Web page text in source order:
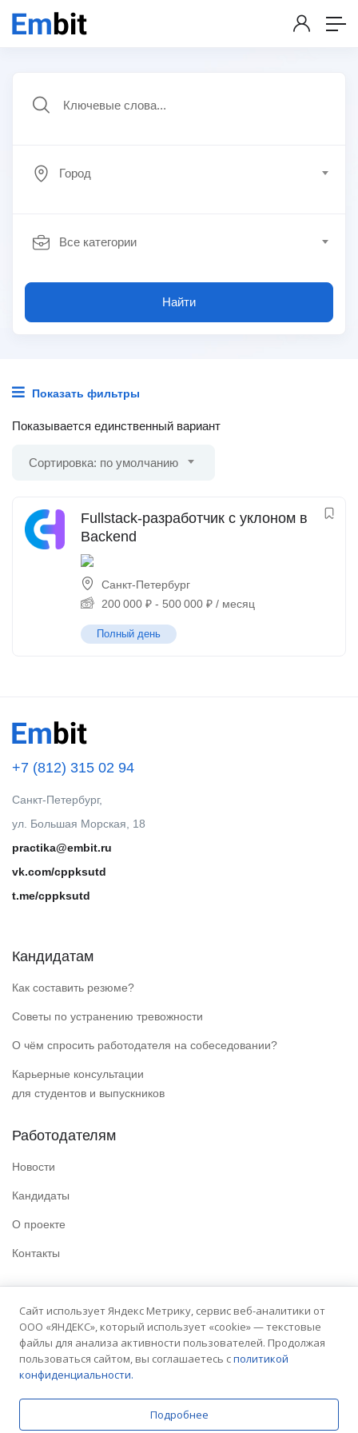
Город
Все категории
Найти
Показать фильтры
Показывается единственный вариант
Сортировка: по умолчанию
Fullstack-разработчик с уклоном в
Backend
Санкт-Петербург
200 000 ₽ - 500 000 ₽ / месяц
Полный день
+7 (812) 315 02 94
Санкт-Петербург,
ул. Большая Морская, 18
practika@embit.ru
vk.com/cppksutd
t.me/cppksutd
Кандидатам
Как составить резюме?
Советы по устранению тревожности
О чём спросить работодателя на собеседовании?
Карьерные консультации
для студентов и выпускников
Работодателям
Новости
Кандидаты
О проекте
Контакты
Политика конфиденциальности
Условия использования
Сайт университета
Сайт использует Яндекс Метрику, сервис веб-аналитики от
ООО «ЯНДЕКС», который использует «cookie» — текстовые
файлы для анализа активности пользователей. Продолжая
пользоваться сайтом, вы соглашаетесь сполитикой
конфиденциальности.
Подробнее